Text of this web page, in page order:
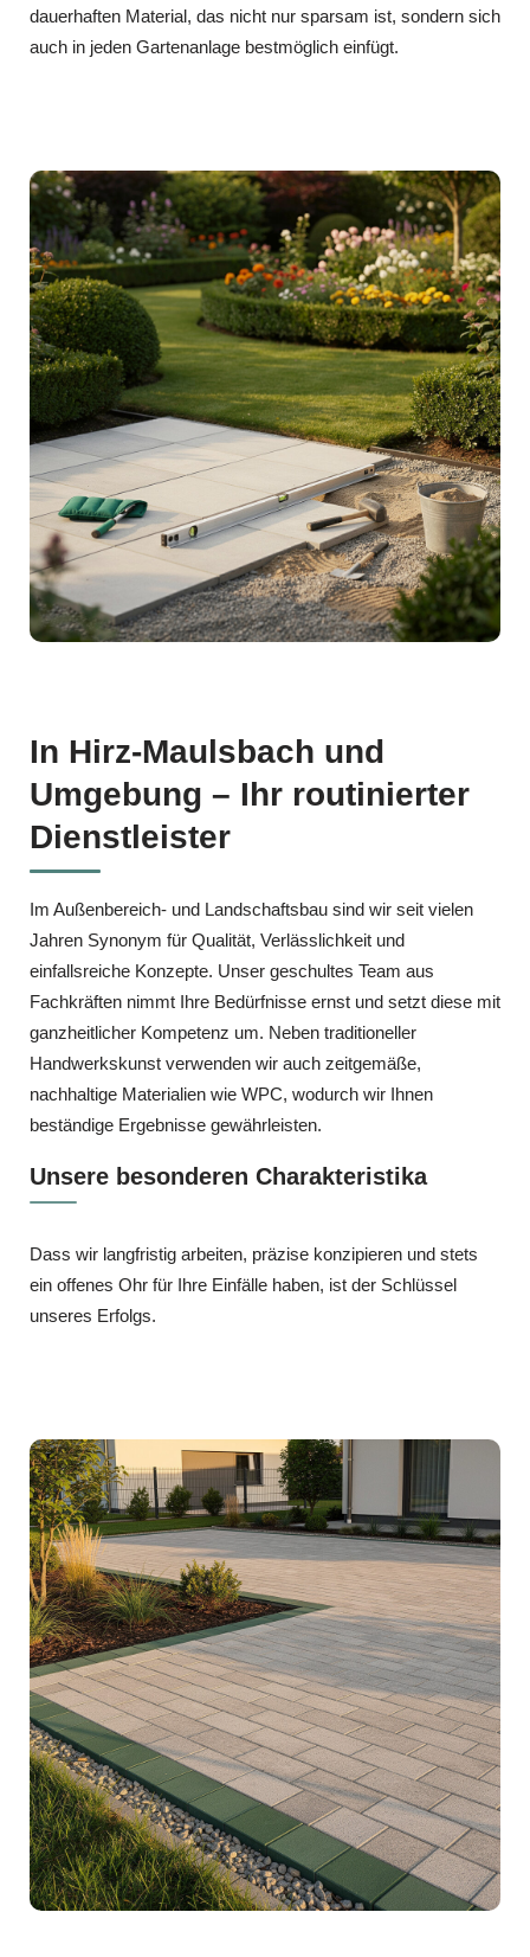
dauerhaften Material, das nicht nur sparsam ist, sondern sich
auch in jeden Gartenanlage bestmöglich einfügt.
In Hirz-Maulsbach und
Umgebung – Ihr routinierter
Dienstleister
Im Außenbereich‑ und Landschaftsbau sind wir seit vielen
Jahren Synonym für Qualität, Verlässlichkeit und
einfallsreiche Konzepte. Unser geschultes Team aus
Fachkräften nimmt Ihre Bedürfnisse ernst und setzt diese mit
ganzheitlicher Kompetenz um. Neben traditioneller
Handwerkskunst verwenden wir auch zeitgemäße,
nachhaltige Materialien wie WPC, wodurch wir Ihnen
beständige Ergebnisse gewährleisten.
Unsere besonderen Charakteristika
Dass wir langfristig arbeiten, präzise konzipieren und stets
ein offenes Ohr für Ihre Einfälle haben, ist der Schlüssel
unseres Erfolgs.